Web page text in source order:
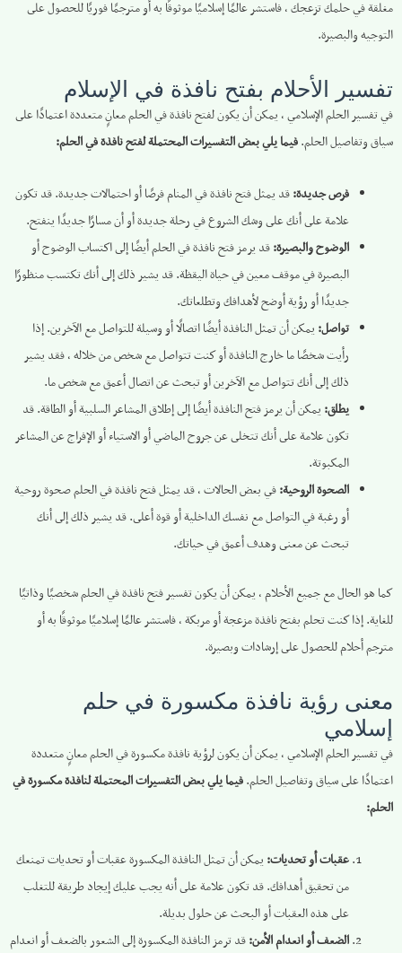
مغلقة في حلمك تزعجك ، فاستشر عالمًا إسلاميًا موثوقًا به أو مترجمًا فوريًا للحصول على
التوجيه والبصيرة.
تفسير الأحلام بفتح نافذة في الإسلام
في تفسير الحلم الإسلامي ، يمكن أن يكون لفتح نافذة في الحلم معانٍ متعددة اعتمادًا على
سياق وتفاصيل الحلم.فيما يلي بعض التفسيرات المحتملة لفتح نافذة في الحلم:
فرص جديدة:قد يمثل فتح نافذة في المنام فرصًا أو احتمالات جديدة. قد تكون
علامة على أنك على وشك الشروع في رحلة جديدة أو أن مسارًا جديدًا ينفتح.
الوضوح والبصيرة:قد يرمز فتح نافذة في الحلم أيضًا إلى اكتساب الوضوح أو
البصيرة في موقف معين في حياة اليقظة. قد يشير ذلك إلى أنك تكتسب منظورًا
جديدًا أو رؤية أوضح لأهدافك وتطلعاتك.
تواصل:يمكن أن تمثل النافذة أيضًا اتصالًا أو وسيلة للتواصل مع الآخرين. إذا
رأيت شخصًا ما خارج النافذة أو كنت تتواصل مع شخص من خلاله ، فقد يشير
ذلك إلى أنك تتواصل مع الآخرين أو تبحث عن اتصال أعمق مع شخص ما.
يطلق:يمكن أن يرمز فتح النافذة أيضًا إلى إطلاق المشاعر السلبية أو الطاقة. قد
تكون علامة على أنك تتخلى عن جروح الماضي أو الاستياء أو الإفراج عن المشاعر
المكبوتة.
الصحوة الروحية:في بعض الحالات ، قد يمثل فتح نافذة في الحلم صحوة روحية
أو رغبة في التواصل مع نفسك الداخلية أو قوة أعلى. قد يشير ذلك إلى أنك
تبحث عن معنى وهدف أعمق في حياتك.
كما هو الحال مع جميع الأحلام ، يمكن أن يكون تفسير فتح نافذة في الحلم شخصيًا وذاتيًا
للغاية. إذا كنت تحلم بفتح نافذة مزعجة أو مربكة ، فاستشر عالمًا إسلاميًا موثوقًا به أو
مترجم أحلام للحصول على إرشادات وبصيرة.
معنى رؤية نافذة مكسورة في حلم
إسلامي
في تفسير الحلم الإسلامي ، يمكن أن يكون لرؤية نافذة مكسورة في الحلم معانٍ متعددة
اعتمادًا على سياق وتفاصيل الحلم.فيما يلي بعض التفسيرات المحتملة لنافذة مكسورة في
الحلم:
عقبات أو تحديات:يمكن أن تمثل النافذة المكسورة عقبات أو تحديات تمنعك
من تحقيق أهدافك. قد تكون علامة على أنه يجب عليك إيجاد طريقة للتغلب
على هذه العقبات أو البحث عن حلول بديلة.
الضعف أو انعدام الأمن:قد ترمز النافذة المكسورة إلى الشعور بالضعف أو انعدام